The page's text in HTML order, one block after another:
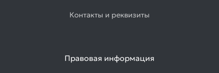
Контакты и реквизиты
Правовая информация